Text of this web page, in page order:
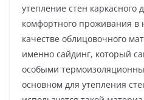
утепление стен каркасного
комфортного проживания в
качестве облицовочного
именно сайдинг, который
особыми
основном для утепления